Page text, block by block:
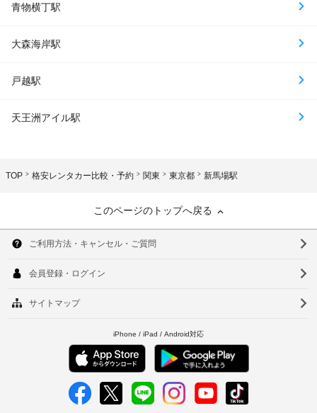
青物横丁駅
大森海岸駅
戸越駅
天王洲アイル駅
TOP 格安レンタカー比較・予約 関東 東京都 新馬場駅
このページのトップへ戻る